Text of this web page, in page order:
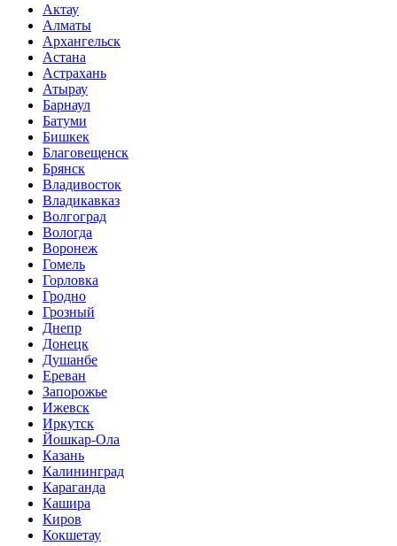
Актау
Алматы
Архангельск
Астана
Астрахань
Атырау
Барнаул
Батуми
Бишкек
Благовещенск
Брянск
Владивосток
Владикавказ
Волгоград
Вологда
Воронеж
Гомель
Горловка
Гродно
Грозный
Днепр
Донецк
Душанбе
Ереван
Запорожье
Ижевск
Иркутск
Йошкар-Ола
Казань
Калининград
Караганда
Кашира
Киров
Кокшетау